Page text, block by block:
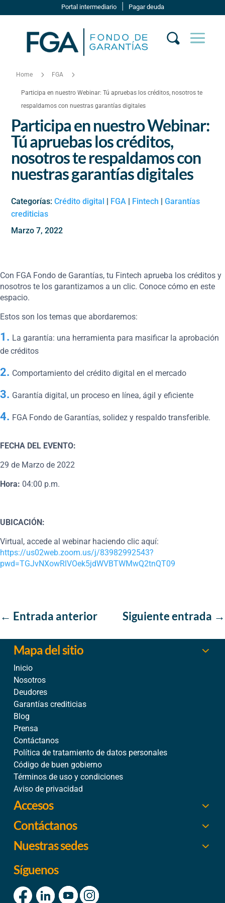
Portal intermediario | Pagar deuda
Home 5 FGA 5
Participa en nuestro Webinar: Tú apruebas los créditos, nosotros te
respaldamos con nuestras garantías digitales
Participa en nuestro Webinar:
Tú apruebas los créditos,
nosotros te respaldamos con
nuestras garantías digitales
Categorías:Crédito digital | FGA | Fintech |Garantías
crediticias
marzo 7, 2022
Con FGA Fondo de Garantías, tu Fintech aprueba los créditos y
nosotros te los garantizamos a un clic. Conoce cómo en este
espacio.
Estos son los temas que abordaremos:
La garantía: una herramienta para masificar la aprobación
de créditos
Comportamiento del crédito digital en el mercado
Garantía digital, un proceso en línea, ágil y eficiente
FGA Fondo de Garantías, solidez y respaldo transferible.
FECHA DEL EVENTO:
29 de Marzo de 2022
Hora: 04:00 p.m.
UBICACIÓN:
Virtual, accede al webinar haciendo clic aquí:
https://us02web.zoom.us/j/83982992543?
pwd=TGJvNXowRlVOek5jdWVBTWMwQ2tnQT09
← Entrada anterior Siguiente entrada →
Mapa del sitio
Inicio
Nosotros
Deudores
Garantías crediticias
Blog
Prensa
Contáctanos
Política de tratamiento de datos personales
Código de buen gobierno
Términos de uso y condiciones
Aviso de privacidad
Accesos
Contáctanos
Nuestras sedes
Síguenos